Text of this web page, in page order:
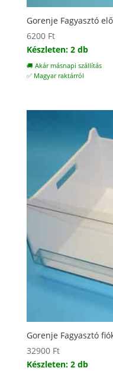
Gorenje Fagyasztó
6200 Ft
Készleten: 2 db
🚚 Akár másnapi szállítás
✅ Magyar raktárról
Gorenje Fagyasztó
32900 Ft
Készleten: 2 db